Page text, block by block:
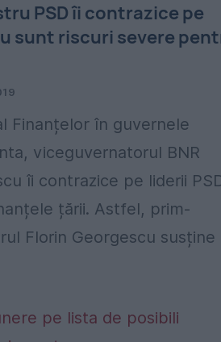
PSD îi contrazice pe
sunt riscuri severe
Finanțelor în guvernele
viceguvernatorul BNR
îi contrazice pe liderii
țării. Astfel, prim-
Florin Georgescu susține